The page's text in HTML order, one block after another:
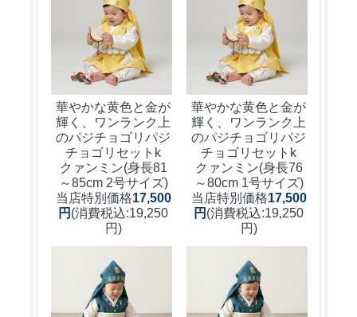
華やかな黄色と金が
輝く、ワンランク上
のパジチョゴリパジ
チョゴリセットk
クァンミン(身長81
～85cm 2号サイズ)
当店特別価格17,500
円 (消費税込:19,250
円)
華やかな黄色と金が
輝く、ワンランク上
のパジチョゴリパジ
チョゴリセットk
クァンミン(身長76
～80cm 1号サイズ)
当店特別価格17,500
円 (消費税込:19,250
円)